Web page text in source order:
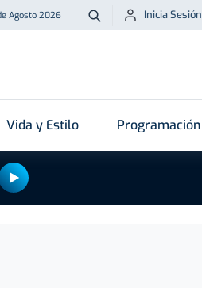
Agosto 2026 Buscar
Inicia Sesión
Vida y Estilo Programación